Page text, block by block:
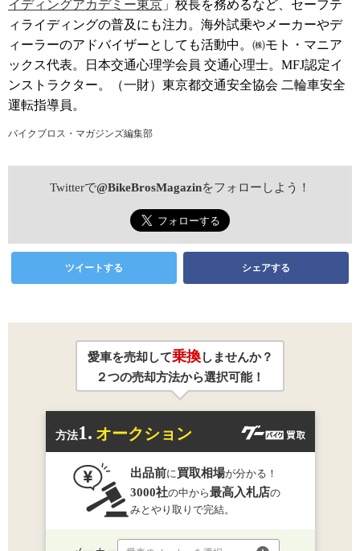
イディングアカデミー東京 」校長を務めるなど、セーフテ
ィライディングの普及にも注力。海外試乗やメーカーやデ
ィーラーのアドバイザーとしても活動中。㈱モト・マニア
ックス代表。日本交通心理学会員 交通心理士。MFJ認定イ
ンストラクター。（一財）東京都交通安全協会 二輪車安全
運転指導員。
バイクブロス・マガジンズ編集部
Twitterで@BikeBrosMagazinをフォローしよう！
ツイートする シェアする
愛車を売却して乗換しませんか？
２つの売却方法から選択可能！
方法1. オークション
出品前に 買取相場が分かる！
3000社の中から最高入札店の
みとやり取りで完結。